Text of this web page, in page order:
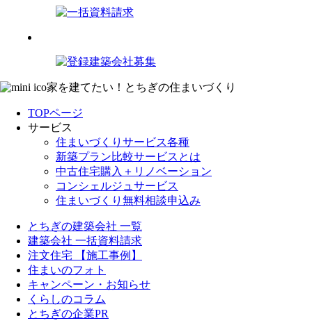
家を建てたい！とちぎの住まいづくり
TOPページ
サービス
住まいづくりサービス各種
新築プラン比較サービスとは
中古住宅購入＋リノベーション
コンシェルジュサービス
住まいづくり無料相談申込み
とちぎの建築会社 一覧
建築会社 一括資料請求
注文住宅 【施工事例】
住まいのフォト
キャンペーン・お知らせ
くらしのコラム
とちぎの企業PR